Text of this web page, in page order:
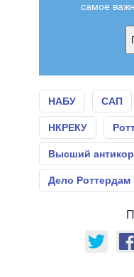
самое
НАБУ САП
НКРЕКУ
Высший
Дело Роттердам